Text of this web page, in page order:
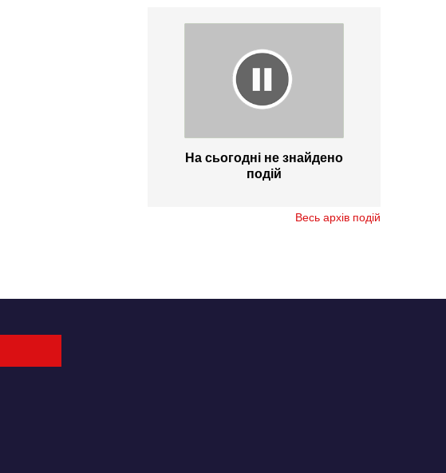
На сьогодні не знайдено
подій
Весь архів подій